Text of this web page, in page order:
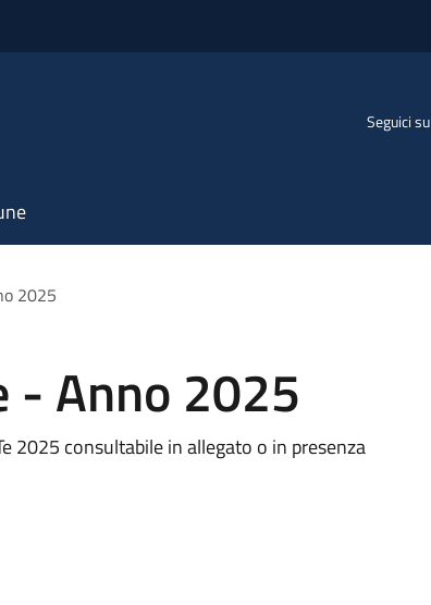
Seguici su
2025
- Anno 2025
2025 consultabile in allegato o in presenza